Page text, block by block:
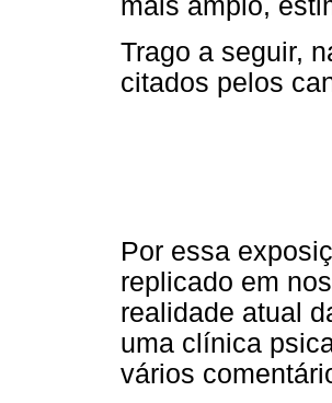
mais amplo,
Trago a seguir,
citados pelos
Por essa
replicado em
realidade atual
uma clínica
vários